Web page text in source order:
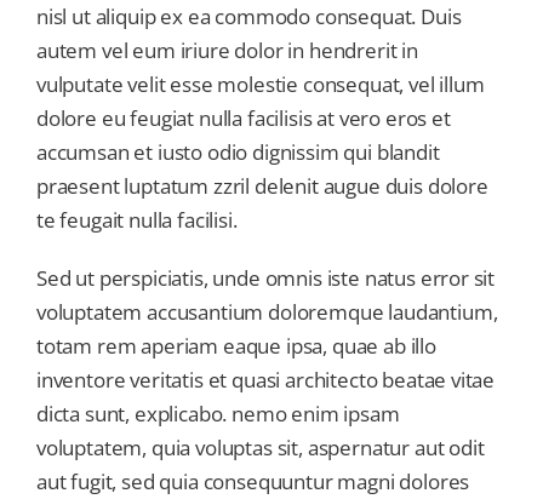
nisl ut aliquip ex ea commodo consequat. Duis
autem vel eum iriure dolor in hendrerit in
vulputate velit esse molestie consequat, vel illum
dolore eu feugiat nulla facilisis at vero eros et
accumsan et iusto odio dignissim qui blandit
praesent luptatum zzril delenit augue duis dolore
te feugait nulla facilisi.
Sed ut perspiciatis, unde omnis iste natus error sit
voluptatem accusantium doloremque laudantium,
totam rem aperiam eaque ipsa, quae ab illo
inventore veritatis et quasi architecto beatae vitae
dicta sunt, explicabo. nemo enim ipsam
voluptatem, quia voluptas sit, aspernatur aut odit
aut fugit, sed quia consequuntur magni dolores